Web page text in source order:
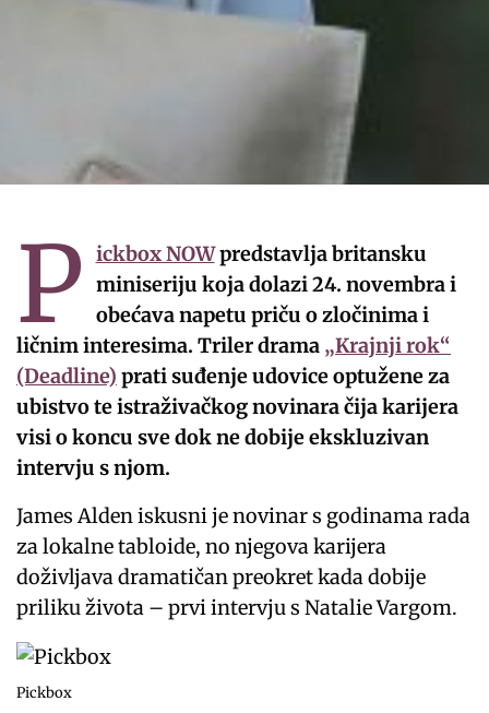
P ickbox NOWpredstavlja britansku
miniseriju koja dolazi 24. novembra i
obećava napetu priču o zločinima i
ličnim interesima. Triler drama „Krajnji rok“
(Deadline) prati suđenje udovice optužene za
ubistvo te istraživačkog novinara čija karijera
visi o koncu sve dok ne dobije ekskluzivan
intervju s njom.
James Alden iskusni je novinar s godinama rada
za lokalne tabloide, no njegova karijera
doživljava dramatičan preokret kada dobije
priliku života – prvi intervju s Natalie Vargom.
Pickbox